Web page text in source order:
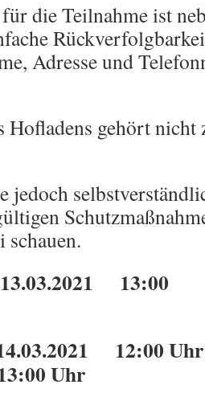
die Teilnahme ist
Adresse und
Hofladens gehört
jedoch
13:00
Uhr